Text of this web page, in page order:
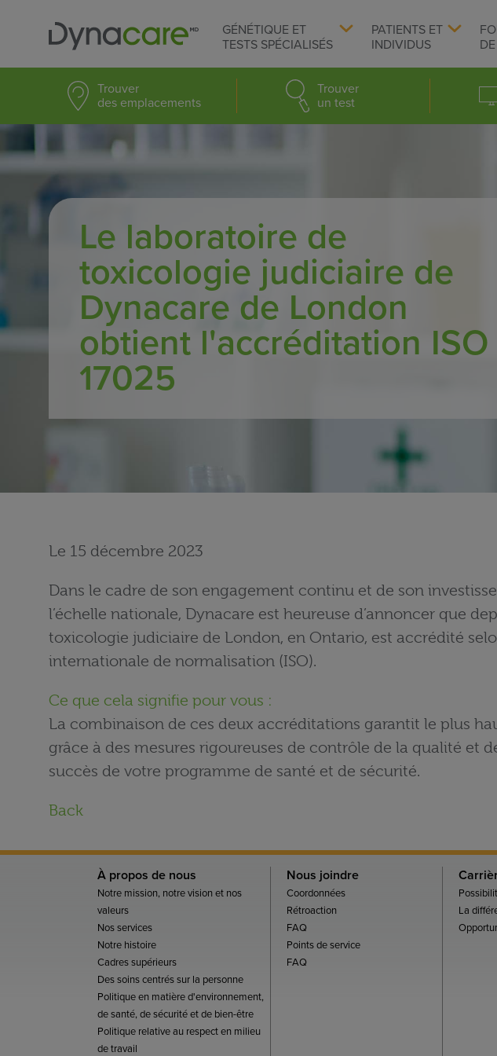
GÉNÉTIQUE ET
TESTS SPÉCIALISÉS
PATIENTS ET
INDIVIDUS
Trouver
des emplacements
Trouver
un test
Le laboratoire de
toxicologie judiciaire de
Dynacare de London
obtient l'accréditation ISO
17025
Le 15 décembre 2023
Dans le cadre de son engagement continu et de son
l’échelle nationale, Dynacare est heureuse d’annoncer que
toxicologie judiciaire de London, en Ontario, est accrédité
internationale de normalisation (ISO).
Ce que cela signifie pour vous :
La combinaison de ces deux accréditations garantit le plus
grâce à des mesures rigoureuses de contrôle de la qualité et
succès de votre programme de santé et de sécurité.
Back
À propos de nous
Notre mission, notre vision et nos
valeurs
Nos services
Notre histoire
Cadres supérieurs
Des soins centrés sur la personne
Politique en matière d'environnement,
de santé, de sécurité et de bien-être
Politique relative au respect en milieu
de travail
Nous joindre
Coordonnées
Rétroaction
FAQ
Points de service
FAQ
La